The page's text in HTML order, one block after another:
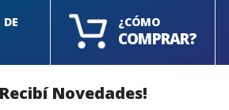
¿CÓMO
COMPRAR?
Novedades!